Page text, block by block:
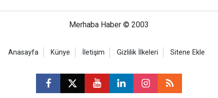
Merhaba Haber © 2003
Anasayfa Künye İletişim Gizlilik İlkeleri Sitene Ekle